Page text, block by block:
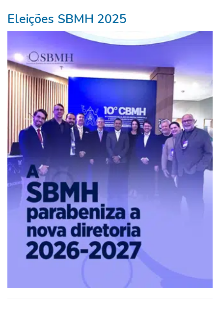
Eleições SBMH 2025